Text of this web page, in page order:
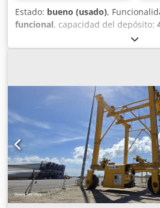
Estado: bueno (usado),
funcional, capacidad del depósito:
,
inoxidable, presión de
,
Última aplicación: Industria
Tipo: Vertical sobre carro con
80 mm Material (en contacto con el
304 Ejecución: De pared simple
Presión de trabajo según placa de
Dimensiones del depósito:
Altura cilíndrica: 500 mm Chedpfeza
total: 930 mm Anchura total: 450
mm Materiales: Interior: 1.4301 /
AISI 304 Equipamiento: Placa de